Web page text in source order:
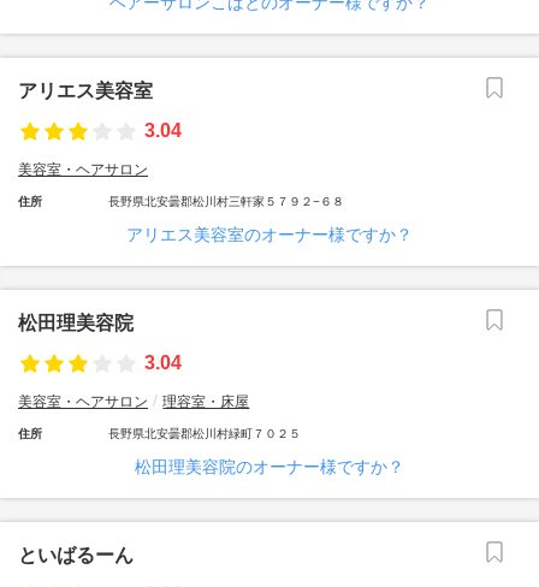
アリエス美容室
3.04
美容室・ヘアサロン
住所 長野県北安曇郡松川村三軒家５７９２−６８
アリエス美容室のオーナー様ですか？
松田理美容院
3.04
美容室・ヘアサロン 理容室・床屋
住所 長野県北安曇郡松川村緑町７０２５
松田理美容院のオーナー様ですか？
といばるーん